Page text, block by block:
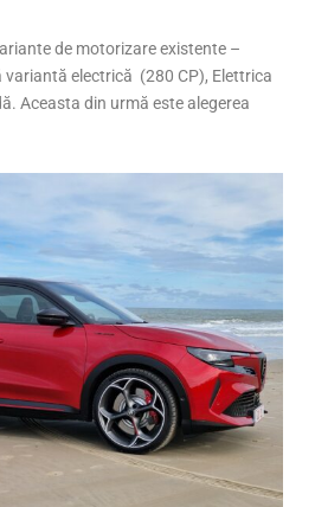
de motorizare existente –
variantă electrică (280 CP), Elettrica
Aceasta din urmă este alegerea